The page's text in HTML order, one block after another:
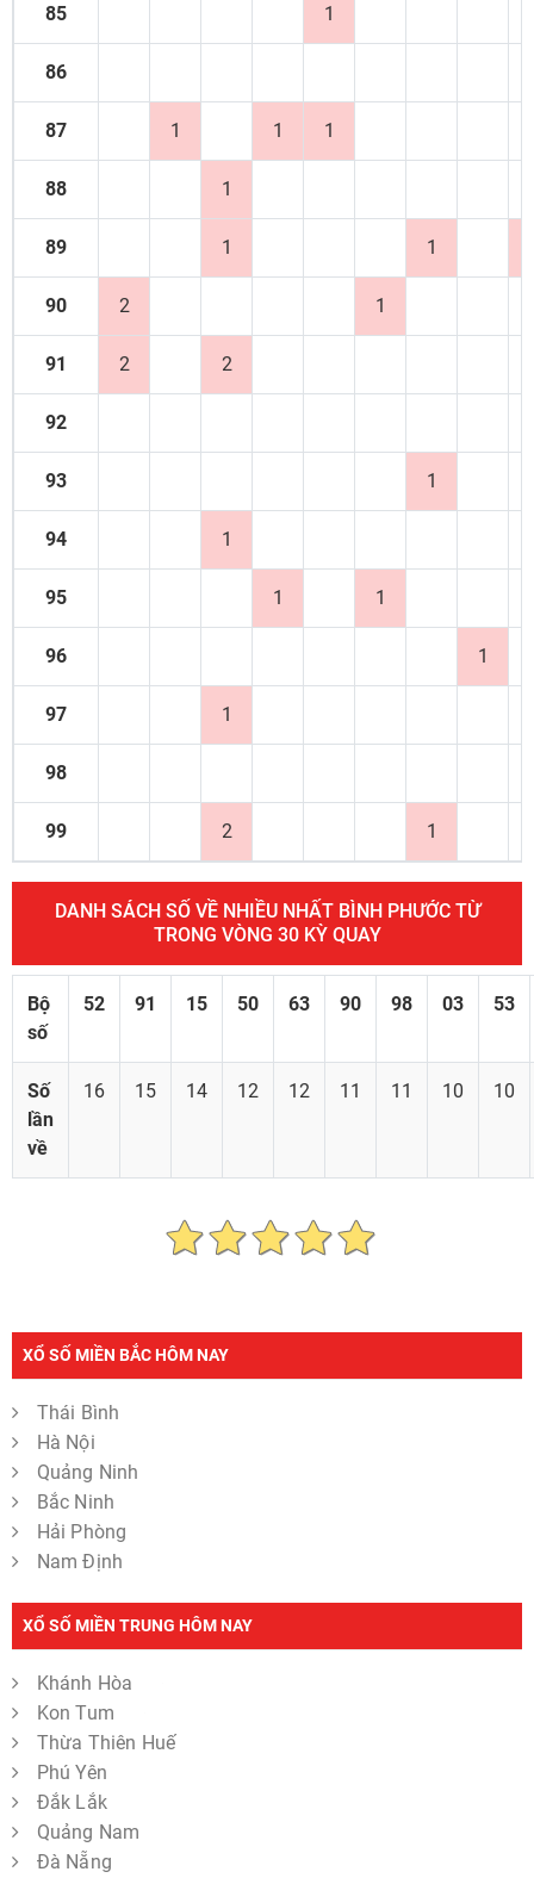
XỔ SỐ MIỀN BẮC HÔM NAY
Thái Bình
Hà Nội
Quảng Ninh
Bắc Ninh
Hải Phòng
Nam Định
XỔ SỐ MIỀN TRUNG HÔM NAY
Khánh Hòa
Kon Tum
Thừa Thiên Huế
Phú Yên
Đắk Lắk
Quảng Nam
Đà Nẵng
85 1
86
87 1 1 1
88 1
89 1 1
90 2 1
91 2 2
92
93 1
94 1
95 1 1
96 1
97 1
98
99 2 1
DANH SÁCH SỐ VỀ NHIỀU NHẤT BÌNH PHƯỚC TỪ
TRONG VÒNG 30 KỲ QUAY
Bộ
số
52 91 15 50 63 90 98 03 53
Số
lần
về
16 15 14 12 12 11 11 10 10